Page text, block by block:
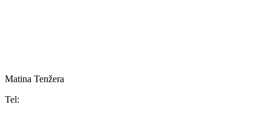
Matina Tenžera
Tel: